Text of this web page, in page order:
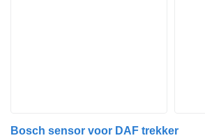
Bosch sensor voor DAF trekker